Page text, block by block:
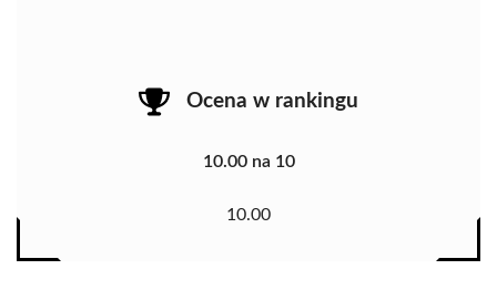
Ocena w rankingu
10.00 na 10
10.00